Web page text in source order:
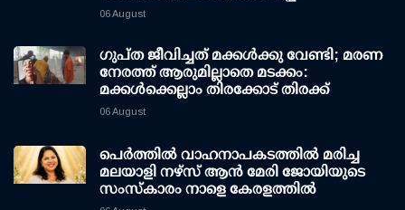
06 August
ഗുപ്ത ജീവിച്ചത് മക്കള്‍ക്കു വേണ്ടി; മരണ
നേരത്ത് ആരുമില്ലാതെ മടക്കം:
മക്കള്‍ക്കെല്ലാം തിരക്കോട് തിരക്ക്
06 August
പെർത്തിൽ വാഹനാപകടത്തിൽ മരിച്ച
മലയാളി നഴ്സ് ആൻ മേരി ജോയിയുടെ
സംസ്കാരം നാളെ കേരളത്തിൽ